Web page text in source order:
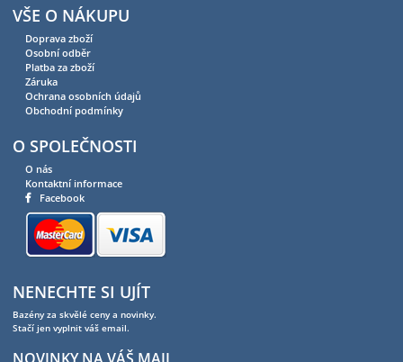
VŠE O NÁKUPU
Doprava zboží
Osobní odběr
Platba za zboží
Záruka
Ochrana osobních údajů
Obchodní podmínky
O SPOLEČNOSTI
O nás
Kontaktní informace
Facebook
NENECHTE SI UJÍT
Bazény za skvělé ceny a novinky.
Stačí jen vyplnit váš email.